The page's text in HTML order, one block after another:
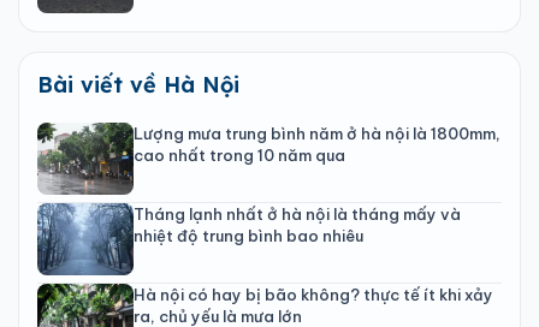
Bài viết về Hà Nội
Lượng mưa trung bình năm ở hà nội là 1800mm,
cao nhất trong 10 năm qua
Tháng lạnh nhất ở hà nội là tháng mấy và
nhiệt độ trung bình bao nhiêu
Hà nội có hay bị bão không? thực tế ít khi xảy
ra, chủ yếu là mưa lớn